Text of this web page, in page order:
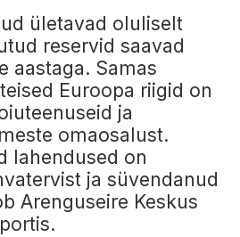
ületavad oluliselt
reservid saavad
aastaga. Samas
Euroopa riigid on
ja
omaosalust.
lahendused on
ja süvendanud
Arenguseire Keskus